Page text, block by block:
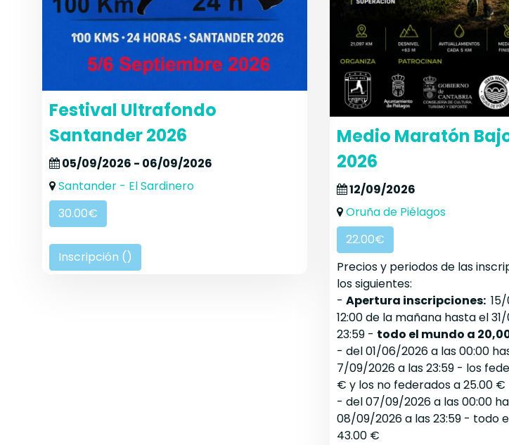
Festival Ultrafondo
Santander 2026
05/09/2026 - 06/09/2026
Santander - El Sardinero
30.00€
Inscripción ()
Medio Maratón
2026
12/09/2026
Oruña de Piélagos
22.00€
Precios y periodos de las
los siguientes:
- Apertura inscripciones:
12:00 de la mañana hasta el
23:59 - todo el mundo a
- del 01/06/2026 a las 00:00
7/09/2026 a las 23:59 - los
€ y los no federados a 25.00 €
- del 07/09/2026 a las 00:00
08/09/2026 a las 23:59 - todo
43.00 €